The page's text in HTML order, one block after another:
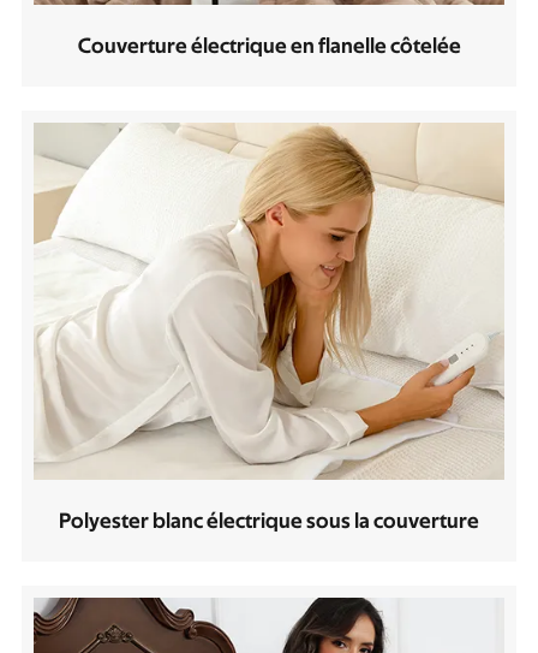
Couverture électrique en flanelle côtelée
Polyester blanc électrique sous la couverture